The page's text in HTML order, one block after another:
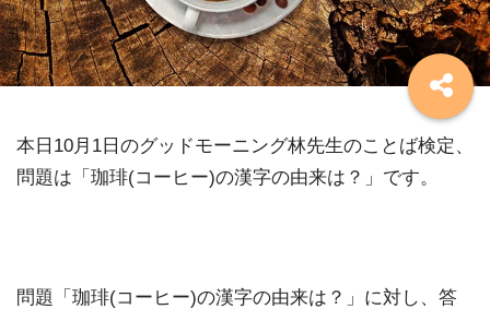
本日10月1日のグッドモーニング林先生のことば検定、
問題は「珈琲(コーヒー)の漢字の由来は？」です。
問題「珈琲(コーヒー)の漢字の由来は？」に対し、答